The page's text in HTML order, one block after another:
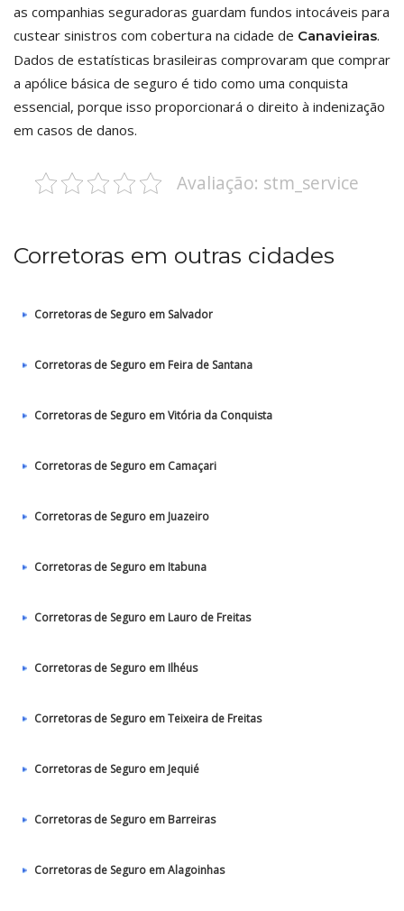
as companhias seguradoras guardam fundos intocáveis para
custear sinistros com cobertura na cidade de Canavieiras.
Dados de estatísticas brasileiras comprovaram que comprar
a apólice básica de seguro é tido como uma conquista
essencial, porque isso proporcionará o direito à indenização
em casos de danos.
Avaliação: stm_service
Corretoras em outras cidades
Corretoras de Seguro em Salvador
Corretoras de Seguro em Feira de Santana
Corretoras de Seguro em Vitória da Conquista
Corretoras de Seguro em Camaçari
Corretoras de Seguro em Juazeiro
Corretoras de Seguro em Itabuna
Corretoras de Seguro em Lauro de Freitas
Corretoras de Seguro em Ilhéus
Corretoras de Seguro em Teixeira de Freitas
Corretoras de Seguro em Jequié
Corretoras de Seguro em Barreiras
Corretoras de Seguro em Alagoinhas